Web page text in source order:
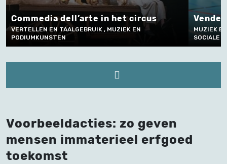
Vendelspel in Vlaanderen
MUZIEK EN PODIUMKUNSTEN, FEESTEN, RITUELEN EN
SOCIALE GEBRUIKEN, SPORT EN SPEL
MUZIEK
Voorbeeldacties: zo geven
mensen immaterieel erfgoed
toekomst